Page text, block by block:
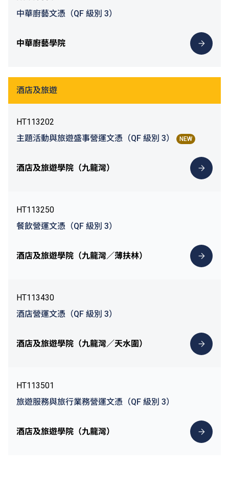
中華廚藝文憑（QF 級別 3）
中華廚藝學院
酒店及旅遊
HT113202
主題活動與旅遊盛事營運文憑（QF 級別 3）
NEW
酒店及旅遊學院（九龍灣）
HT113250
餐飲營運文憑（QF 級別 3）
酒店及旅遊學院（九龍灣／薄扶林）
HT113430
酒店營運文憑（QF 級別 3）
酒店及旅遊學院（九龍灣／天水圍）
HT113501
旅遊服務與旅行業務營運文憑（QF 級別 3）
酒店及旅遊學院（九龍灣）